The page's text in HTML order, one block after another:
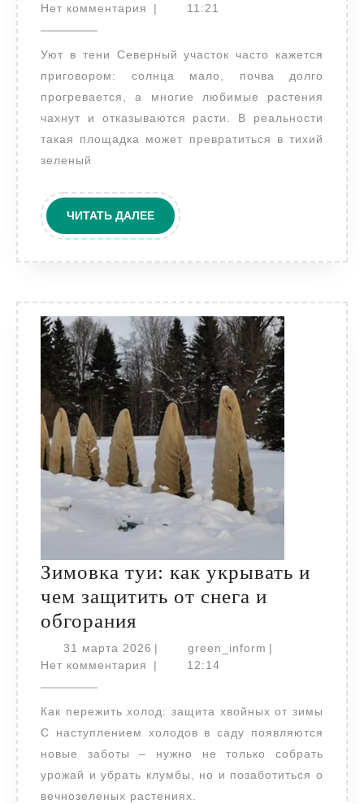
без
неприхотливые
кустарники
и
деревья
участков
апреля
Нет комментария
| 11:21
Уют в тени Северный участок часто кажется
приговором: солнца мало, почва долго
прогревается, а многие любимые растения
чахнут и отказываются расти. В реальности
такая площадка может превратиться в тихий
зеленый
ЧИТАТЬ ДАЛЕЕЧИТАТЬ
ДАЛЕЕ
Зимовка туи: как укрывать и
чем защитить от снега и
обгорания
туи:
как
и
чем
защитить
от
31 марта 2026 31
марта
| green_inform green_inform
|
Нет комментария
| 12:14
Как пережить холод: защита хвойных от зимы
С наступлением холодов в саду появляются
новые заботы – нужно не только собрать
урожай и убрать клумбы, но и позаботиться о
вечнозеленых растениях.